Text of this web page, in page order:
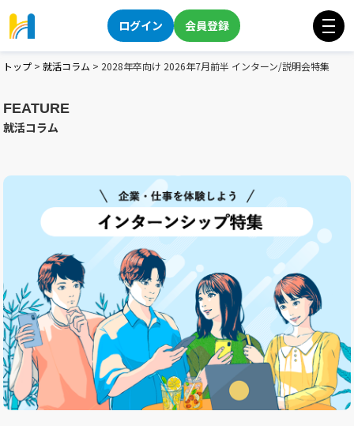
ログイン 会員登録
トップ > 就活コラム > 2028年卒向け 2026年7月前半 インターン/説明会特集
FEATURE
就活コラム